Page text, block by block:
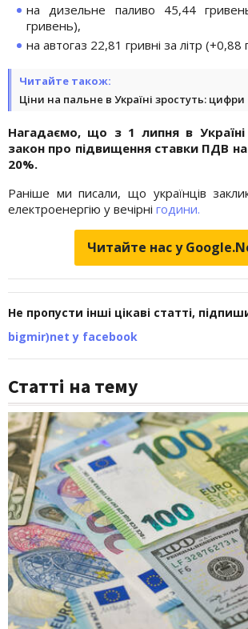
на дизельне паливо 45,44
гривень),
на автогаз 22,81 гривні за літр (+0,88
Читайте також:
Ціни на пальне в Україні зростуть: цифри
Нагадаємо, що з 1 липня в Україні
закон про підвищення ставки ПДВ
20%.
Раніше ми писали, що українців
електроенергію у вечірні години.
Читайте нас у
Не пропусти інші цікаві статті,
bigmir)net у facebook
Статті на тему